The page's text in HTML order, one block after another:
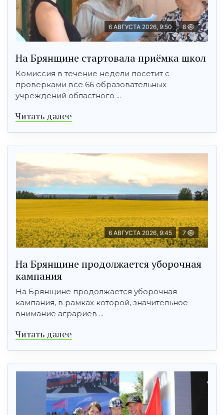
6 АВГУСТА 2026, 9:50 8
На Брянщине стартовала приёмка школ
Комиссия в течение недели посетит с
проверками все 66 образовательных
учреждений областного ...
Читать далее
6 АВГУСТА 2026, 9:45 7
На Брянщине продолжается уборочная
кампания
На Брянщине продолжается уборочная
кампания, в рамках которой, значительное
внимание аграриев ...
Читать далее